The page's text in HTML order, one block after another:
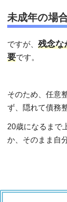
未成年の場
ですが、 残念な
要です。
そのため、任意
ず、隠れて債務
20歳になるまで
か、そのまま自